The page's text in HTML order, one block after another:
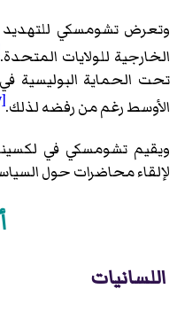
وتعرض تشومسكي للتهديد
الخارجية للولايات المتحدة.
تحت الحماية
الأوسط رغم من رفضه لذلك.[57]
ويقيم تشومسكي في
لإلقاء محاضرات حول
اللسانيات